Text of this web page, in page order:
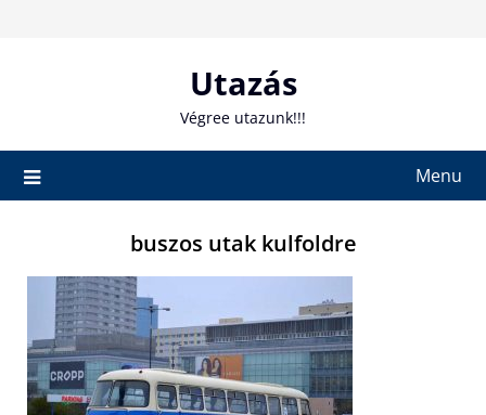
Utazás
Végree utazunk!!!
Menu
buszos utak kulfoldre